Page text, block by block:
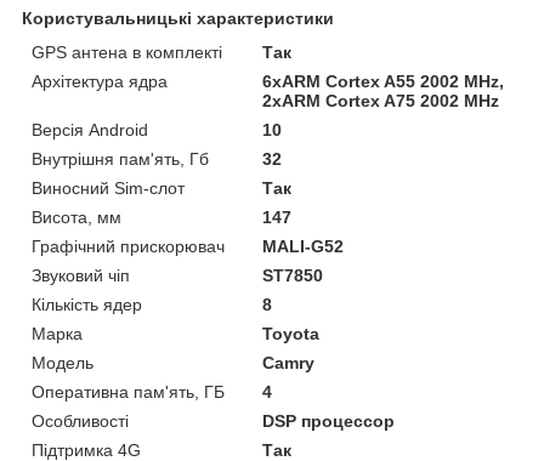
Користувальницькі характеристики
GPS антена в комплекті
Так
Архітектура ядра
6xARM Cortex A55 2002 MHz,
2xARM Cortex A75 2002 MHz
Версія Android
10
Внутрішня пам'ять, Гб
32
Виносний Sim-слот
Так
Висота, мм
147
Графічний прискорювач
MALI-G52
Звуковий чіп
ST7850
Кількість ядер
8
Марка
Toyota
Мoдель
Camry
Оперативна пам'ять, ГБ
4
Особливості
DSP процессор
Підтримка 4G
Так